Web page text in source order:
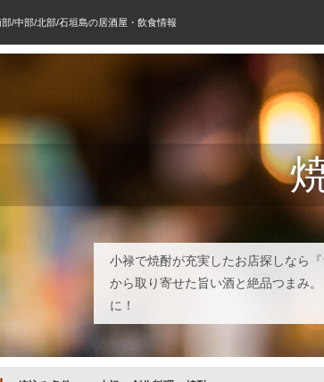
/中部/北部/石垣島の居酒屋・飲食情報
小禄で焼酎が充実したお店探しなら
から取り寄せた旨い酒と絶品つまみ
に！